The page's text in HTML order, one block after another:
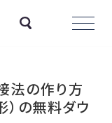
法の作り方
）の無料ダウ